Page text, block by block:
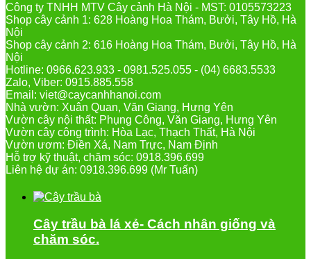
Công ty TNHH MTV Cây cảnh Hà Nội - MST: 0105573223
Shop cây cảnh 1: 628 Hoàng Hoa Thám, Bưởi, Tây Hồ, Hà
Nội
Shop cây cảnh 2: 616 Hoàng Hoa Thám, Bưởi, Tây Hồ, Hà
Nội
Hotline: 0966.623.933 - 0981.525.055 - (04) 6683.5533
Zalo, Viber: 0915.885.558
Email: viet@caycanhhanoi.com
Nhà vườn: Xuân Quan, Văn Giang, Hưng Yên
Vườn cây nội thất: Phụng Công, Văn Giang, Hưng Yên
Vườn cây công trình: Hòa Lạc, Thạch Thất, Hà Nội
Vườn ươm: Điền Xá, Nam Trực, Nam Định
Hỗ trợ kỹ thuật, chăm sóc: 0918.396.699
Liên hệ dự án: 0918.396.699 (Mr Tuấn)
Cây trầu bà lá xẻ- Cách nhân giống và
chăm sóc.